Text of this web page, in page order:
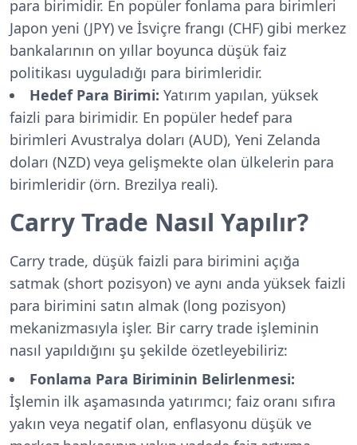
para birimidir. En popüler fonlama para birimleri
Japon yeni (JPY) ve İsviçre frangı (CHF) gibi merkez
bankalarının on yıllar boyunca düşük faiz
politikası uyguladığı para birimleridir.
Hedef Para Birimi: Yatırım yapılan, yüksek
faizli para birimidir. En popüler hedef para
birimleri Avustralya doları (AUD), Yeni Zelanda
doları (NZD) veya gelişmekte olan ülkelerin para
birimleridir (örn. Brezilya reali).
Carry Trade Nasıl Yapılır?
Carry trade, düşük faizli para birimini açığa
satmak (short pozisyon) ve aynı anda yüksek faizli
para birimini satın almak (long pozisyon)
mekanizmasıyla işler. Bir carry trade işleminin
nasıl yapıldığını şu şekilde özetleyebiliriz:
Fonlama Para Biriminin Belirlenmesi:
İşlemin ilk aşamasında yatırımcı; faiz oranı sıfıra
yakın veya negatif olan, enflasyonu düşük ve